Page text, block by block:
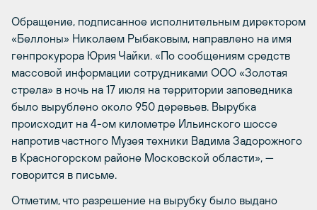
Обращение, подписанное исполнительным директором
«Беллоны» Николаем Рыбаковым, направлено на имя
генпрокурора Юрия Чайки. «По сообщениям средств
массовой информации сотрудниками ООО «Золотая
стрела» в ночь на 17 июля на территории заповедника
было вырублено около 950 деревьев. Вырубка
происходит на 4-ом километре Ильинского шоссе
напротив частного Музея техники Вадима Задорожного
в Красногорском районе Московской области», —
говорится в письме.
Отметим, что разрешение на вырубку было выдано